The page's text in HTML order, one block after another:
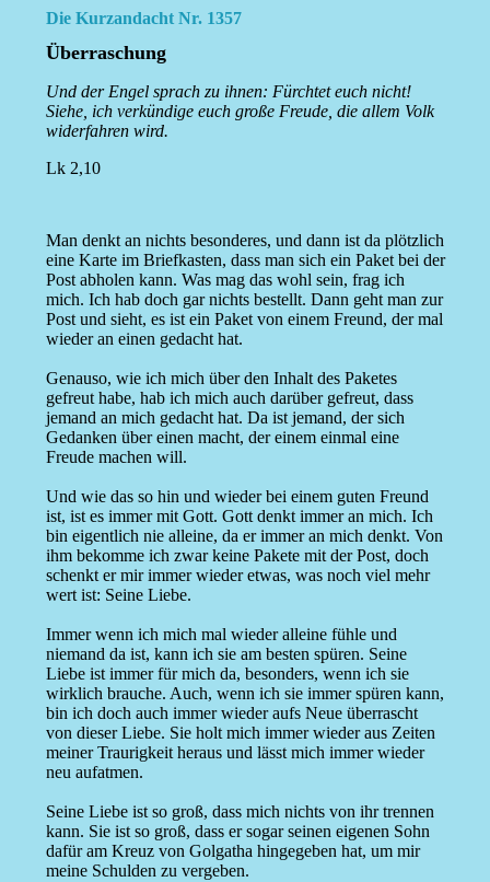
Die Kurzandacht Nr. 1357
Überraschung
Und der Engel sprach zu ihnen: Fürchtet euch nicht!
Siehe, ich verkündige euch große Freude, die allem Volk
widerfahren wird.
Lk 2,10
Man denkt an nichts besonderes, und dann ist da plötzlich
eine Karte im Briefkasten, dass man sich ein Paket bei der
Post abholen kann. Was mag das wohl sein, frag ich
mich. Ich hab doch gar nichts bestellt. Dann geht man zur
Post und sieht, es ist ein Paket von einem Freund, der mal
wieder an einen gedacht hat.
Genauso, wie ich mich über den Inhalt des Paketes
gefreut habe, hab ich mich auch darüber gefreut, dass
jemand an mich gedacht hat. Da ist jemand, der sich
Gedanken über einen macht, der einem einmal eine
Freude machen will.
Und wie das so hin und wieder bei einem guten Freund
ist, ist es immer mit Gott. Gott denkt immer an mich. Ich
bin eigentlich nie alleine, da er immer an mich denkt. Von
ihm bekomme ich zwar keine Pakete mit der Post, doch
schenkt er mir immer wieder etwas, was noch viel mehr
wert ist: Seine Liebe.
Immer wenn ich mich mal wieder alleine fühle und
niemand da ist, kann ich sie am besten spüren. Seine
Liebe ist immer für mich da, besonders, wenn ich sie
wirklich brauche. Auch, wenn ich sie immer spüren kann,
bin ich doch auch immer wieder aufs Neue überrascht
von dieser Liebe. Sie holt mich immer wieder aus Zeiten
meiner Traurigkeit heraus und lässt mich immer wieder
neu aufatmen.
Seine Liebe ist so groß, dass mich nichts von ihr trennen
kann. Sie ist so groß, dass er sogar seinen eigenen Sohn
dafür am Kreuz von Golgatha hingegeben hat, um mir
meine Schulden zu vergeben.